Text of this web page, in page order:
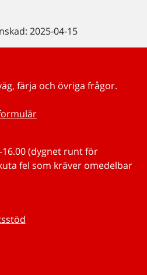
2025-04-15
färja och övriga frågor.
(dygnet runt för
fel som kräver omedelbar